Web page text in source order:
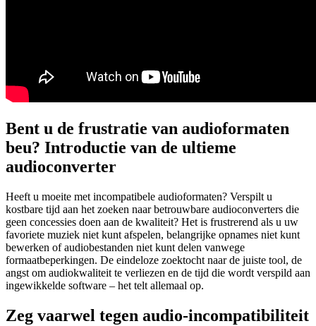
Bent u de frustratie van audioformaten
beu? Introductie van de ultieme
audioconverter
Heeft u moeite met incompatibele audioformaten? Verspilt u
kostbare tijd aan het zoeken naar betrouwbare audioconverters die
geen concessies doen aan de kwaliteit? Het is frustrerend als u uw
favoriete muziek niet kunt afspelen, belangrijke opnames niet kunt
bewerken of audiobestanden niet kunt delen vanwege
formaatbeperkingen. De eindeloze zoektocht naar de juiste tool, de
angst om audiokwaliteit te verliezen en de tijd die wordt verspild aan
ingewikkelde software – het telt allemaal op.
Zeg vaarwel tegen audio-incompatibiliteit